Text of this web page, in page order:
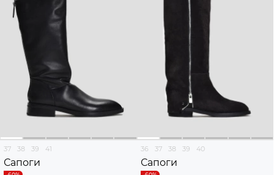
37 38 39 41
Сапоги
36 37 38 39 40
Сапоги